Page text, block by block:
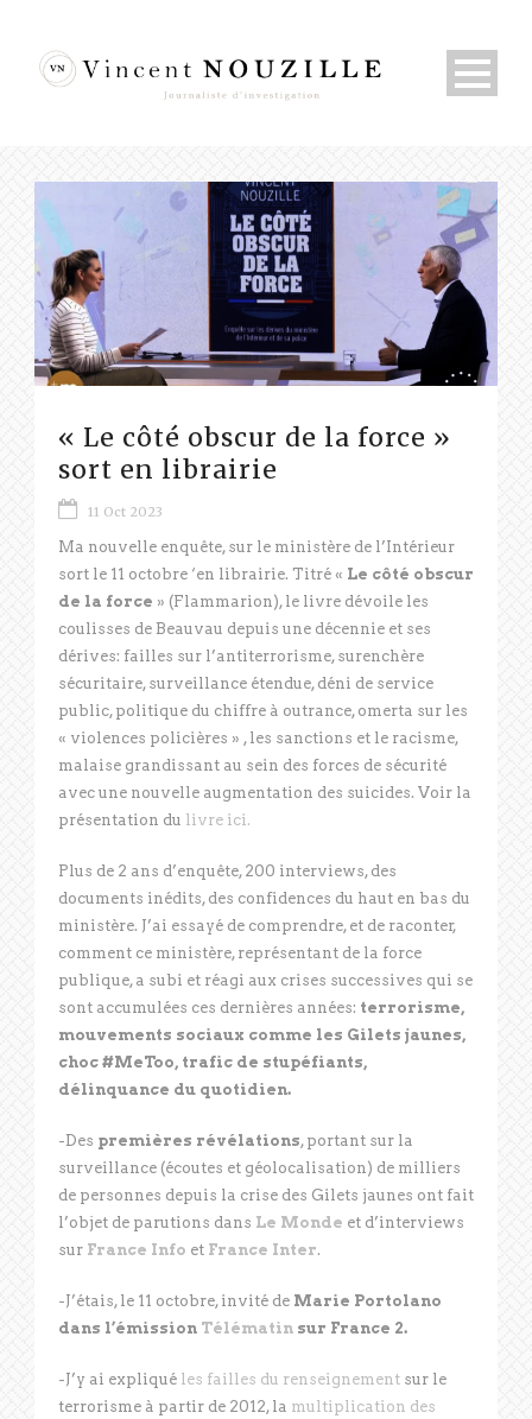
« Le côté obscur de la force »
sort en librairie
11 Oct 2023
Ma nouvelle enquête, sur le ministère de l’Intérieur
sort le 11 octobre ‘en librairie. Titré « Le côté obscur
de la force » (Flammarion), le livre dévoile les
coulisses de Beauvau depuis une décennie et ses
dérives: failles sur l’antiterrorisme, surenchère
sécuritaire, surveillance étendue, déni de service
public, politique du chiffre à outrance, omerta sur les
« violences policières » , les sanctions et le racisme,
malaise grandissant au sein des forces de sécurité
avec une nouvelle augmentation des suicides. Voir la
présentation du livre ici.
Plus de 2 ans d’enquête, 200 interviews, des
documents inédits, des confidences du haut en bas du
ministère. J’ai essayé de comprendre, et de raconter,
comment ce ministère, représentant de la force
publique, a subi et réagi aux crises successives qui se
sont accumulées ces dernières années: terrorisme,
mouvements sociaux comme les Gilets jaunes,
choc #MeToo, trafic de stupéfiants,
délinquance du quotidien.
-Des premières révélations, portant sur la
surveillance (écoutes et géolocalisation) de milliers
de personnes depuis la crise des Gilets jaunes ont fait
l’objet de parutions dans Le Monde et d’interviews
sur France Info et France Inter.
-J’étais, le 11 octobre, invité de Marie Portolano
dans l’émission Télématin sur France 2.
-J’y ai expliqué les failles du renseignement sur le
terrorisme à partir de 2012, la multiplication des